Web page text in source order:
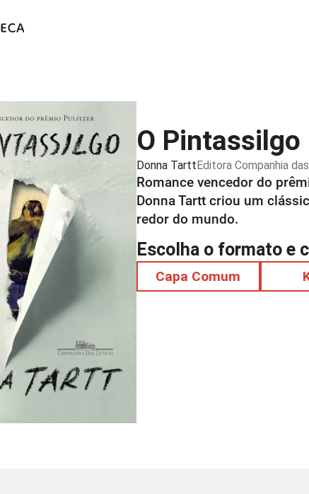
O Pintassilgo
Donna TarttEditora Companhia
Romance vencedor do
Donna Tartt criou um
redor do mundo.
Escolha o formato e
Capa Comum